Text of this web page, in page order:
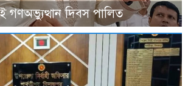
গণঅভ্যুত্থান দিবস পালিত